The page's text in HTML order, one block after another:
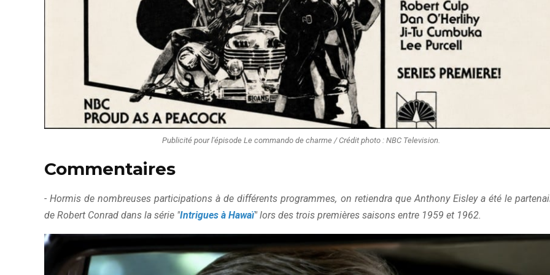
Publicité pour l'épisode Le commando de charme / Crédit photo : NBC Television.
Commentaires
- Hormis de nombreuses participations à de différents programmes, on retiendra que Anthony Eisley a été le
de Robert Conrad dans la série "Intrigues à Hawaï" lors des trois premières saisons entre 1959 et 1962.